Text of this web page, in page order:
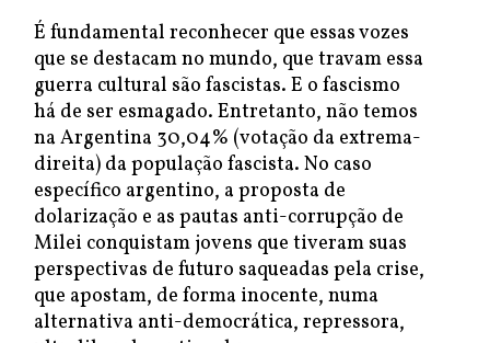
É fundamental reconhecer que essas vozes
que se destacam no mundo, que travam essa
guerra cultural são fascistas. E o fascismo
há de ser esmagado. Entretanto, não temos
na Argentina 30,04% (votação da extrema-
direita) da população fascista. No caso
específico argentino, a proposta de
dolarização e as pautas anti-corrupção de
Milei conquistam jovens que tiveram suas
perspectivas de futuro saqueadas pela crise,
que apostam, de forma inocente, numa
alternativa anti-democrática, repressora,